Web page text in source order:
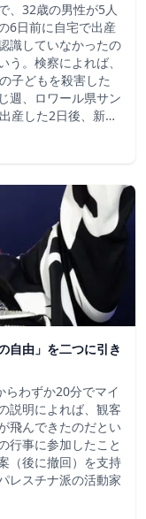
、32歳の男性が5人
6日前に自宅で出産
識していなかったの
。検察によれば、
子どもを殺害した
週、ロワール県サン
産した2日後、新…
自由」を二つに引き
らわずか20分でマイ
説明によれば、観客
飛んできたのだとい
行事に参加したこと
（後に撤回）を支持
レスチナ派の活動家